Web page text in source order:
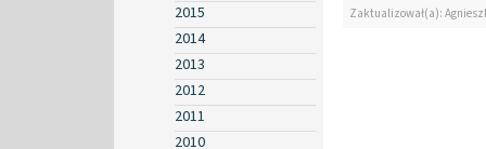
2015
2014
2013
2012
2011
2010
Zaktualizował(a):